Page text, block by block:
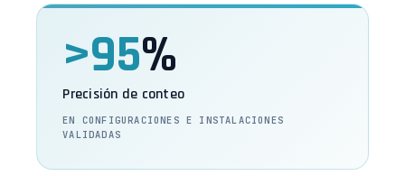
>95%
Precisión de conteo
EN CONFIGURACIONES E INSTALACIONES
VALIDADAS